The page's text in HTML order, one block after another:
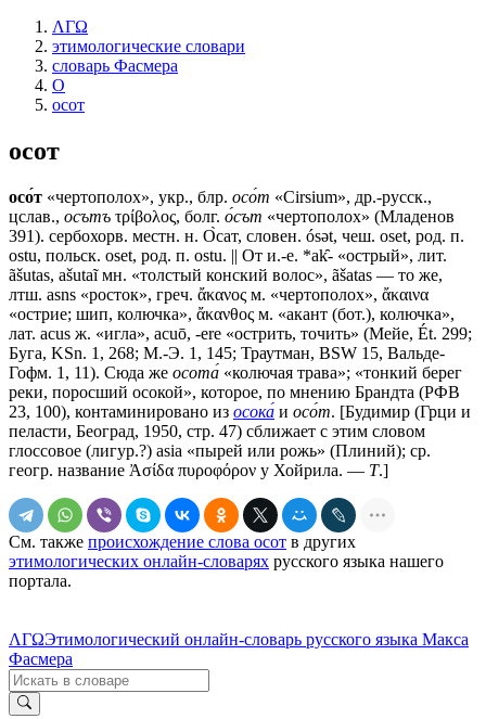
ΛΓΩ
этимологические словари
словарь Фасмера
О
осот
осот
осо́т «чертополох», укр., блр. осо́т «Cirsium», др.-русск.,
цслав., осътъ τρίβολος, болг. о́сът «чертополох» (Младенов
391). сербохорв. местн. н. О̀сат, словен. ósǝt, чеш. оsеt, род. п.
ostu, польск. оsеt, род. п. ostu. || От и.-е. *аk̑- «острый», лит.
ãšutas, ašutaĩ мн. «толстый конский волос», ãšаtаs — то же,
лтш. asns «росток», греч. ἄκανος м. «чертополох», ἄκαινα
«острие; шип, колючка», ἄκανθος м. «акант (бот.), колючка»,
лат. асus ж. «игла», асuō, -еrе «острить, точить» (Мейе, Ét. 299;
Буга, KSn. 1, 268; М.-Э. 1, 145; Траутман, ВSW 15, Вальде-
Гофм. 1, 11). Сюда же осота́ «колючая трава»; «тонкий берег
реки, поросший осокой», которое, по мнению Брандта (РФВ
23, 100), контаминировано из осока́ и осо́т. [Будимир (Грци и
пеласти, Београд, 1950, стр. 47) сближает с этим словом
глоссовое (лигур.?) asia «пырей или рожь» (Плиний); ср.
геогр. название Ἀσίδα πυροφόρον у Хойрила. — Т.]
См. также происхождение слова осот в других
этимологических онлайн-словарях русского языка нашего
портала.
ΛΓΩЭтимологический онлайн-словарь русского языка Макса
Фасмера